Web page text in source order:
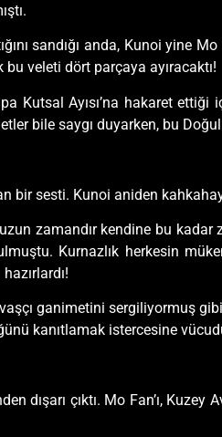
sandığı anda, Kunoi yine
veleti dört parçaya ayıracaktı!
Kutsal Ayısı’na hakaret
bile saygı duyarken, bu
bir sesti. Kunoi aniden
zamandır kendine bu
Kurnazlık herkesin
ganimetini sergiliyormuş
kanıtlamak istercesine
dışarı çıktı. Mo Fan’ı,